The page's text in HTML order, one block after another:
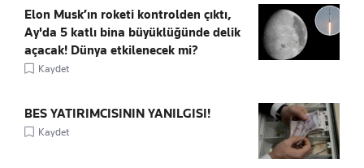
Elon Musk’ın roketi kontrolden çıktı,
Ay'da 5 katlı bina büyüklüğünde delik
açacak! Dünya etkilenecek mi?
Kaydet
BES YATIRIMCISININ YANILGISI!
Kaydet